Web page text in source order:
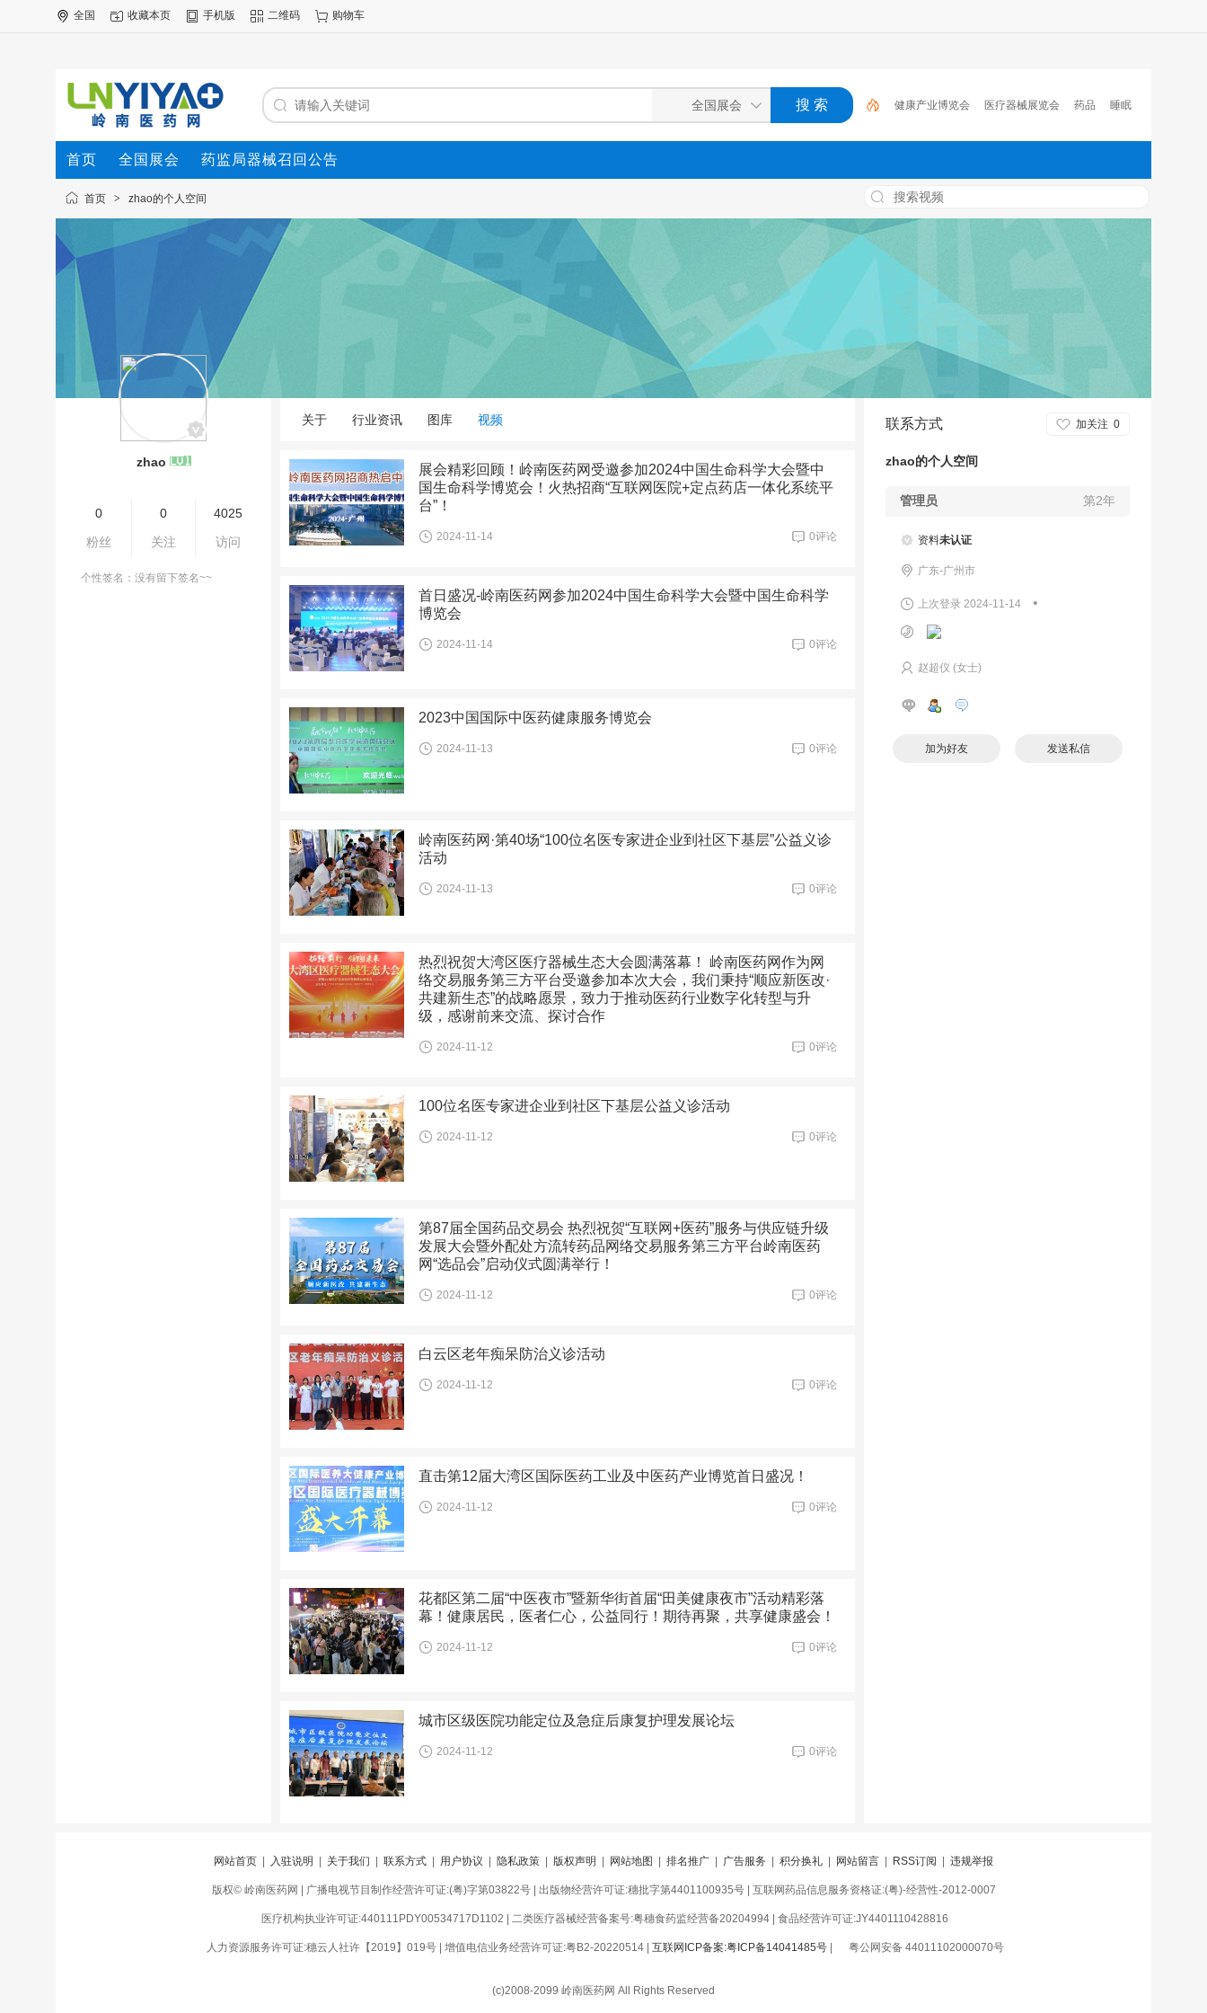
全国 收藏本页 手机版 二维码 购物车
健康产业博览会 医疗器械展览会 药品 睡眠
医药 肿瘤 药店 医疗器械博览会 2023 全
国药品交易会
首页 全国展会 药监局器械召回公告
首页 > zhao的个人空间
zhao
0
粉丝
0
关注
4025
访问
个性签名：没有留下签名~~
关于 行业资讯 图库 视频
展会精彩回顾！岭南医药网受邀参加2024中国生命科学大会暨中
国生命科学博览会！火热招商“互联网医院+定点药店一体化系统平
台”！
0评论
2024-11-14
首日盛况-岭南医药网参加2024中国生命科学大会暨中国生命科学
博览会
0评论
2024-11-14
2023中国国际中医药健康服务博览会
0评论
2024-11-13
岭南医药网·第40场“100位名医专家进企业到社区下基层”公益义诊
活动
0评论
2024-11-13
热烈祝贺大湾区医疗器械生态大会圆满落幕！ 岭南医药网作为网
络交易服务第三方平台受邀参加本次大会，我们秉持“顺应新医改·
共建新生态”的战略愿景，致力于推动医药行业数字化转型与升
级，感谢前来交流、探讨合作
0评论
2024-11-12
100位名医专家进企业到社区下基层公益义诊活动
0评论
2024-11-12
第87届全国药品交易会 热烈祝贺“互联网+医药”服务与供应链升级
发展大会暨外配处方流转药品网络交易服务第三方平台岭南医药
网“选品会”启动仪式圆满举行！
0评论
2024-11-12
白云区老年痴呆防治义诊活动
0评论
2024-11-12
直击第12届大湾区国际医药工业及中医药产业博览首日盛况！
0评论
2024-11-12
花都区第二届“中医夜市”暨新华街首届“田美健康夜市”活动精彩落
幕！健康居民，医者仁心，公益同行！期待再聚，共享健康盛会！
0评论
2024-11-12
城市区级医院功能定位及急症后康复护理发展论坛
0评论
2024-11-12
联系方式 加关注 0
zhao的个人空间
管理员 第2年
资料未认证
广东-广州市
上次登录 2024-11-14 •
赵超仪 (女士)
加为好友 发送私信
网站首页 入驻说明 关于我们 联系方式 用户协议 隐私政策 版权声明 网站地图 排名推广 广告服务 积分换礼 网站留言 RSS订阅 违规举报
版权© 岭南医药网 | 广播电视节目制作经营许可证:(粤)字第03822号 | 出版物经营许可证:穗批字第4401100935号 | 互联网药品信息服务资格证:(粤)-经营性-2012-0007
医疗机构执业许可证:440111PDY00534717D1102 | 二类医疗器械经营备案号:粤穗食药监经营备20204994 | 食品经营许可证:JY4401110428816
人力资源服务许可证:穗云人社许【2019】019号 | 增值电信业务经营许可证:粤B2-20220514 | 互联网ICP备案:粤ICP备14041485号| 粤公网安备 44011102000070号
(c)2008-2099 岭南医药网 All Rights Reserved